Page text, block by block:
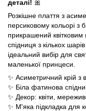
деталі! 🎀
Розкішне плаття з
персиковому кольорі
прикрашений
спідниця з кількох
ідеальний вибір для
маленької принцеси.
✨ Асиметричний крій з
✨ Біла фатинова
✨ Декор: квіти,
✨ М'яка підкладка для